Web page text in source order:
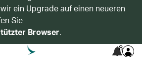
ein Upgrade auf einen neueren
Sie
Browser.
8